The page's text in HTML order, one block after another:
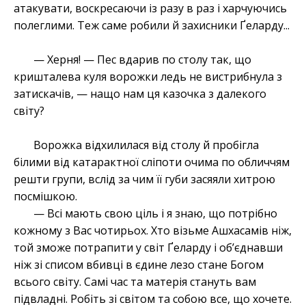
атакувати, воскресаючи із разу в раз і харчуючись
полеглими. Теж саме робили й захисники Ґеларду...
— Херня! — Пес вдарив по столу так, що
кришталева куля ворожки ледь не вистрибнула з
затискачів, — нащо нам ця казочка з далекого
світу?
Ворожка відхилилася від столу й пробігла
білими від катарактної сліпоти очима по обличчям
решти групи, вслід за чим її губи засяяли хитрою
посмішкою.
— Всі мають свою ціль і я знаю, що потрібно
кожному з Вас чотирьох. Хто візьме Ашхасамів ніж,
той зможе потрапити у світ Ґеларду і об’єднавши
ніж зі списом вбивці в єдине лезо стане Богом
всього світу. Самі час та матерія стануть вам
підвладні. Робіть зі світом та собою все, що хочете.